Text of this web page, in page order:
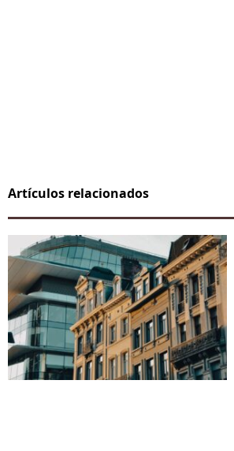
Artículos relacionados